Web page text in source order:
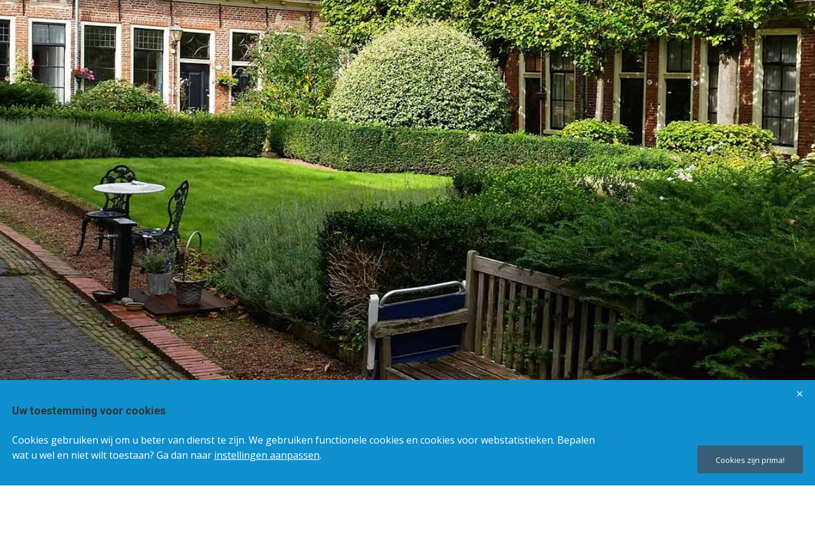
×
Uw toestemming voor cookies
Cookies gebruiken wij om u beter van dienst te zijn. We gebruiken functionele cookies en cookies voor webstatistieken. Bepalen
wat u wel en niet wilt toestaan? Ga dan naar instellingen aanpassen. Cookies zijn prima!